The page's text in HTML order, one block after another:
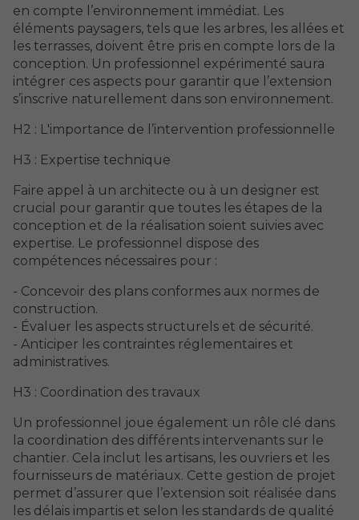
en compte l’environnement immédiat. Les
éléments paysagers, tels que les arbres, les allées et
les terrasses, doivent être pris en compte lors de la
conception. Un professionnel expérimenté saura
intégrer ces aspects pour garantir que l’extension
s’inscrive naturellement dans son environnement.
H2 : L'importance de l’intervention professionnelle
H3 : Expertise technique
Faire appel à un architecte ou à un designer est
crucial pour garantir que toutes les étapes de la
conception et de la réalisation soient suivies avec
expertise. Le professionnel dispose des
compétences nécessaires pour :
- Concevoir des plans conformes aux normes de
construction.
- Évaluer les aspects structurels et de sécurité.
- Anticiper les contraintes réglementaires et
administratives.
H3 : Coordination des travaux
Un professionnel joue également un rôle clé dans
la coordination des différents intervenants sur le
chantier. Cela inclut les artisans, les ouvriers et les
fournisseurs de matériaux. Cette gestion de projet
permet d’assurer que l’extension soit réalisée dans
les délais impartis et selon les standards de qualité